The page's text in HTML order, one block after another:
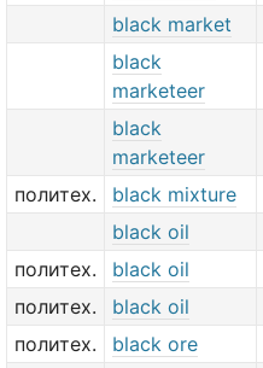
black market
black
marketeer
black
marketeer
политех. black mixture
black oil
политех.
black oil
политех.
black oil
политех.
black ore